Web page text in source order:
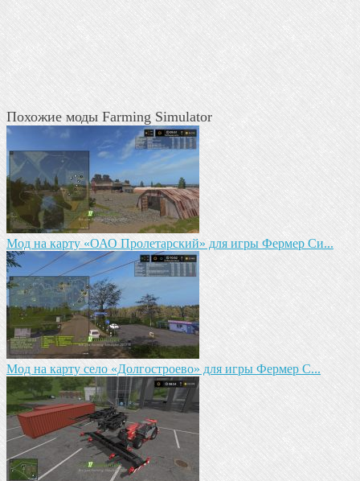
Похожие моды Farming Simulator
Мод на карту «ОАО Пролетарский» для игры Фермер Си...
Мод на карту село «Долгостроево» для игры Фермер С...